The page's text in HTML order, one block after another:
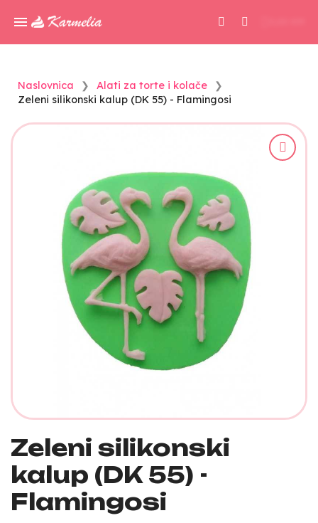
Naslovnica
Alati za torte i kolače
Zeleni silikonski kalup (DK 55) - Flamingosi
Zeleni silikonski
kalup (DK 55) -
Flamingosi